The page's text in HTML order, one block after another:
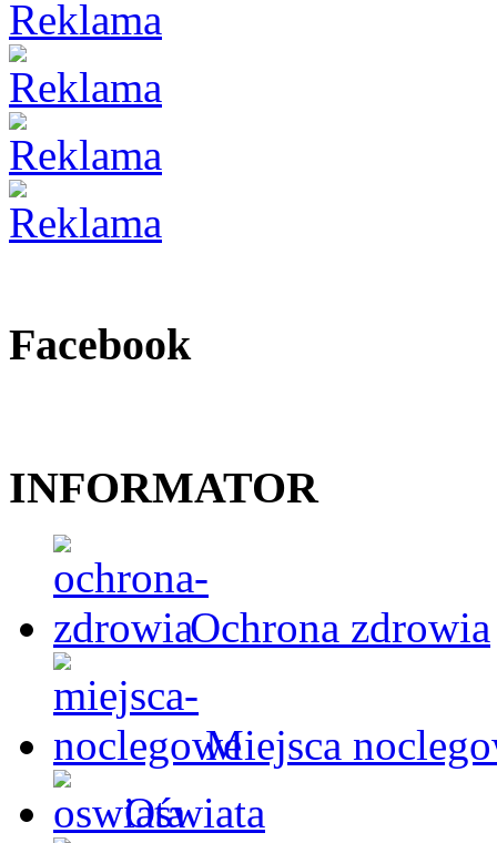
Facebook
INFORMATOR
Ochrona zdrowia
Miejsca
Oświata